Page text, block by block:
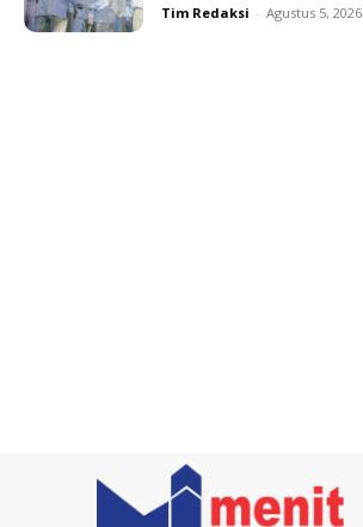
Tim Redaksi - Agustus 5, 2026